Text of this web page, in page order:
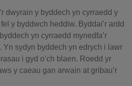
dwyrain y byddech yn cyrraedd y
y byddwch heddiw. Byddai’r ardd
yn cyrraedd mynedfa’r
Yn sydyn byddech yn edrych i lawr
i gyd o’ch blaen. Roedd yr
y caeau gan arwain at gribau’r